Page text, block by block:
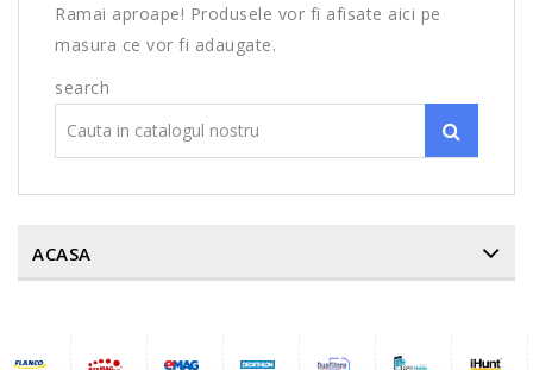
Ramai aproape! Produsele vor fi afisate aici pe
masura ce vor fi adaugate.
search
ACASA